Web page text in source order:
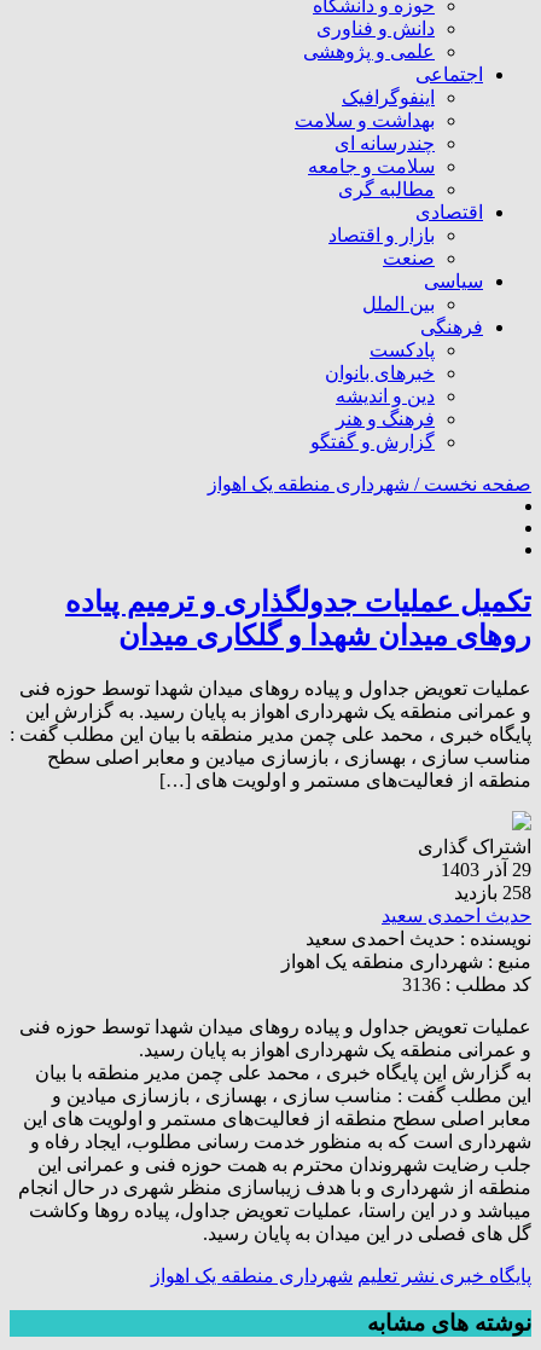
حوزه و دانشگاه
دانش و فناوری
علمی و پژوهشی
اجتماعی
اینفوگرافیک
بهداشت و سلامت
چندرسانه ای
سلامت و جامعه
مطالبه گری
اقتصادی
بازار و اقتصاد
صنعت
سیاسی
بین الملل
فرهنگی
پادکست
خبرهای بانوان
دین و اندیشه
فرهنگ و هنر
گزارش و گفتگو
صفحه نخست / شهرداری منطقه یک اهواز
تکمیل عملیات جدولگذاری و ترمیم پیاده
روهای میدان شهدا و گلکاری میدان
عملیات تعویض جداول و پیاده روهای میدان شهدا توسط حوزه فنی
و عمرانی منطقه یک شهرداری اهواز به پایان رسید. به گزارش این
پایگاه خبری ، محمد علی چمن مدیر منطقه با بیان این مطلب گفت :
مناسب سازی ، بهسازی ، بازسازی میادین و معابر اصلی سطح
منطقه از فعالیت‌های مستمر و اولویت های […]
اشتراک گذاری
29 آذر 1403
258 بازدید
حدیث احمدی سعید
نویسنده : حدیث احمدی سعید
منبع : شهرداری منطقه یک اهواز
کد مطلب : 3136
عملیات تعویض جداول و پیاده روهای میدان شهدا توسط حوزه فنی
و عمرانی منطقه یک شهرداری اهواز به پایان رسید.
به گزارش این پایگاه خبری ، محمد علی چمن مدیر منطقه با بیان
این مطلب گفت : مناسب سازی ، بهسازی ، بازسازی میادین و
معابر اصلی سطح منطقه از فعالیت‌های مستمر و اولویت های این
شهرداری است که به منظور خدمت رسانی مطلوب، ایجاد رفاه و
جلب رضایت شهروندان محترم به همت حوزه فنی و عمرانی این
منطقه از شهرداری و با هدف زیباسازی منظر شهری در حال انجام
میباشد و در این راستا، عملیات تعویض جداول، پیاده روها وکاشت
گل های فصلی در این میدان به پایان رسید.
پایگاه خبری نشر تعلیم شهرداری منطقه یک اهواز
نوشته های مشابه